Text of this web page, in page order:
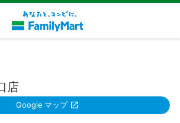
店
Google マップ